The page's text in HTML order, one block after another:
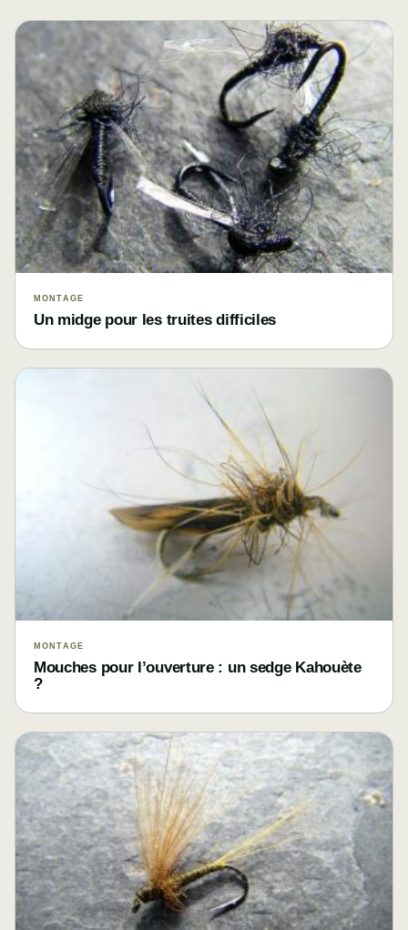
MONTAGE
Un midge pour les truites difficiles
MONTAGE
Mouches pour l’ouverture : un sedge Kahouète
?